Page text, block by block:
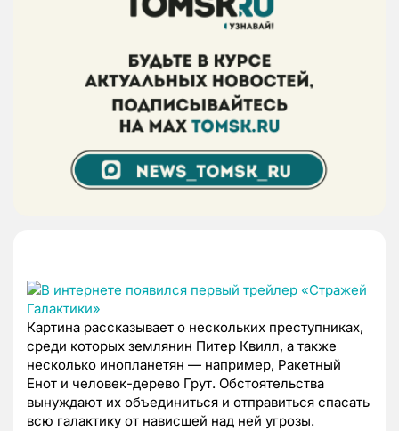
Картина рассказывает о нескольких преступниках,
среди которых землянин Питер Квилл, а также
несколько инопланетян — например, Ракетный
Енот и человек-дерево Грут. Обстоятельства
вынуждают их объединиться и отправиться спасать
всю галактику от нависшей над ней угрозы.